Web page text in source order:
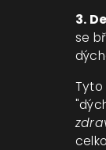
3.
se
Tyto